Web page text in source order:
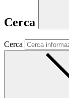
Cerca
Cerca